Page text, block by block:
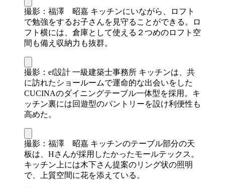
撮影：福澤 昭嘉 キッチンにいながら、ロフト
で勉強をするお子さんを見守ることができる。ロ
フト横には、倉庫として使える２つめのロフト空
間も備え収納力も抜群。
撮影：ef設計 一級建築士事務所 キッチンは、共
に訪れたショールームで運命的な出会いをした
CUCINAのダイニングテーブル一体型を採用。キ
ッチン裏には回遊型のパントリーを設け利便性も
高めた。
撮影：福澤 昭嘉 キッチンのテーブル部分の天
板は、Hさんが採用したかったモールテックス。
キッチン上には木下さん提案のリング状の照明
で、上質空間に花を添えている。